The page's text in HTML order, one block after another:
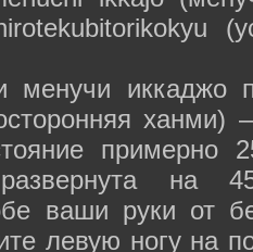
менучи иккаджо
примерно
на
ваши руки от
левую ногу на